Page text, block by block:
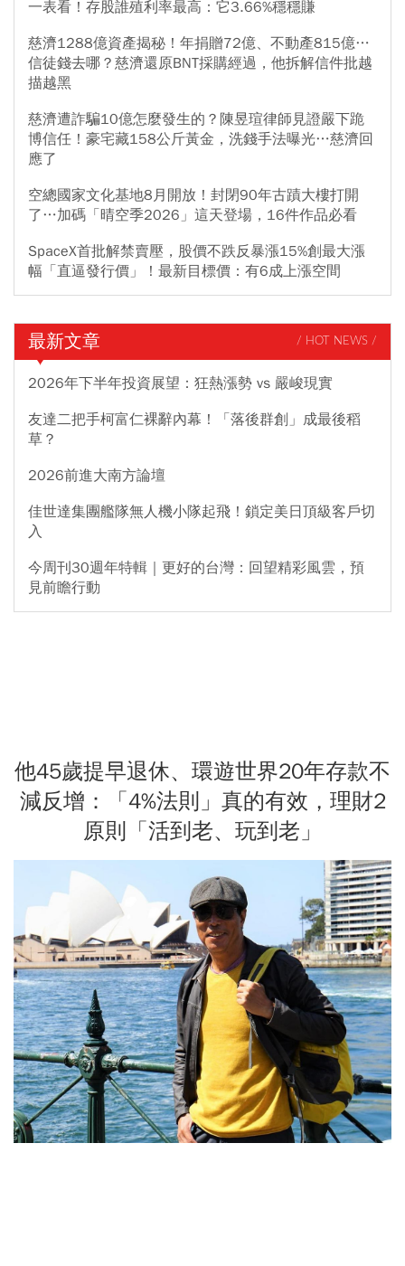
一表看！存股誰殖利率最高：它3.66%穩穩賺
慈濟1288億資產揭秘！年捐贈72億、不動產815億…
信徒錢去哪？慈濟還原BNT採購經過，他拆解信件批越
描越黑
慈濟遭詐騙10億怎麼發生的？陳昱瑄律師見證嚴下跪
博信任！豪宅藏158公斤黃金，洗錢手法曝光…慈濟回
應了
空總國家文化基地8月開放！封閉90年古蹟大樓打開
了…加碼「晴空季2026」這天登場，16件作品必看
SpaceX首批解禁賣壓，股價不跌反暴漲15%創最大漲
幅「直逼發行價」！最新目標價：有6成上漲空間
最新文章 / HOT NEWS /
2026年下半年投資展望：狂熱漲勢 vs 嚴峻現實
友達二把手柯富仁裸辭內幕！「落後群創」成最後稻
草？
2026前進大南方論壇
佳世達集團艦隊無人機小隊起飛！鎖定美日頂級客戶切
入
今周刊30週年特輯｜更好的台灣：回望精彩風雲，預
見前瞻行動
他45歲提早退休、環遊世界20年存款不
減反增：「4%法則」真的有效，理財2
原則「活到老、玩到老」